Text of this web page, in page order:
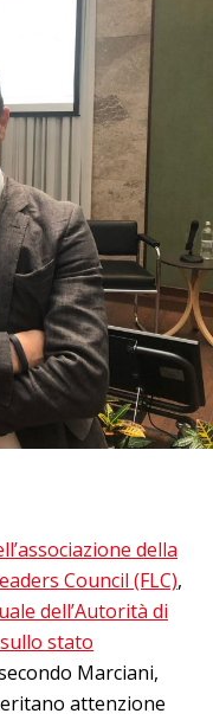
della
Council (FLC),
dell’Autorità di
stato
Marciani,
attenzione